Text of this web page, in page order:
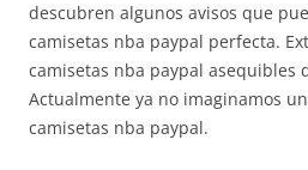
descubren algunos avisos que
camisetas nba paypal perfecta.
camisetas nba paypal asequibles
Actualmente ya no imaginamos
camisetas nba paypal.